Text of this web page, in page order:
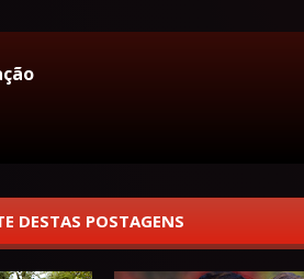
DESTAS POSTAGENS